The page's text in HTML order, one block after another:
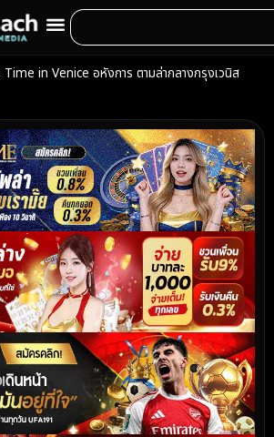
in Venice อหังการ ตามล่ากลางกรุงเวนิส